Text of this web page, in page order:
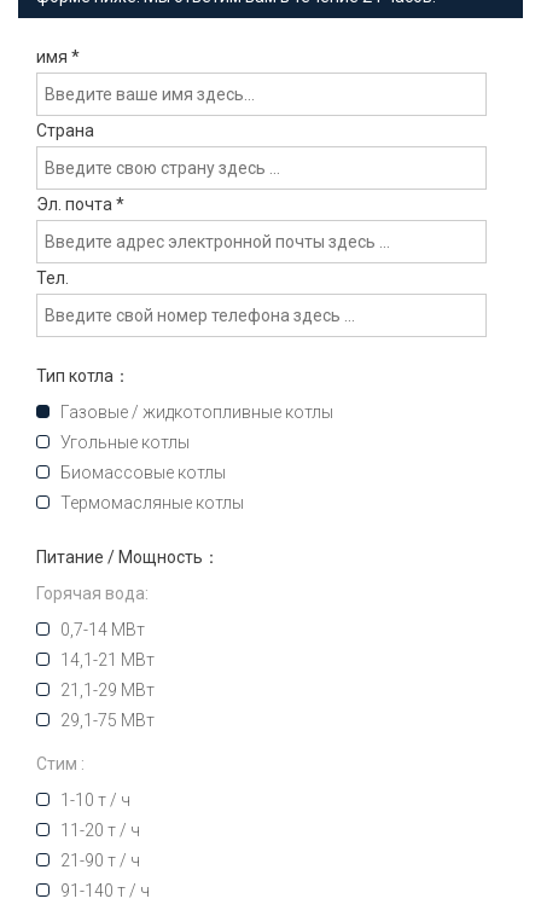
имя *
Страна
Эл. почта *
Тел.
Тип котла：
Газовые / жидкотопливные котлы
Угольные котлы
Биомассовые котлы
Термомасляные котлы
Питание / Мощность：
Горячая вода:
0,7-14 МВт
14,1-21 МВт
21,1-29 МВт
29,1-75 МВт
Стим :
1-10 т / ч
11-20 т / ч
21-90 т / ч
91-140 т / ч